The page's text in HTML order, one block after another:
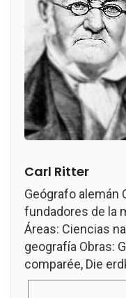
Carl Ritter
Geógrafo alemán
fundadores de la
Áreas: Ciencias
geografía Obras:
comparée, Die